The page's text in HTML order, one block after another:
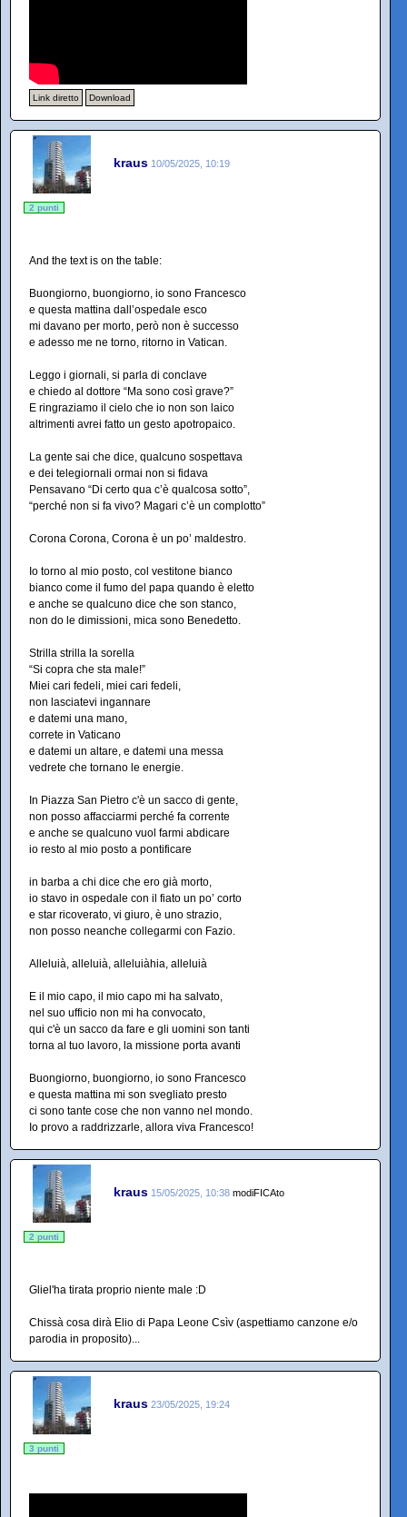
Link diretto Download
kraus 10/05/2025, 10:19
2 punti
And the text is on the table:
Buongiorno, buongiorno, io sono Francesco
e questa mattina dall’ospedale esco
mi davano per morto, però non è successo
e adesso me ne torno, ritorno in Vatican.
Leggo i giornali, si parla di conclave
e chiedo al dottore “Ma sono così grave?”
E ringraziamo il cielo che io non son laico
altrimenti avrei fatto un gesto apotropaico.
La gente sai che dice, qualcuno sospettava
e dei telegiornali ormai non si fidava
Pensavano “Di certo qua c’è qualcosa sotto”,
“perché non si fa vivo? Magari c’è un complotto”
Corona Corona, Corona è un po’ maldestro.
Io torno al mio posto, col vestitone bianco
bianco come il fumo del papa quando è eletto
e anche se qualcuno dice che son stanco,
non do le dimissioni, mica sono Benedetto.
Strilla strilla la sorella
“Si copra che sta male!”
Miei cari fedeli, miei cari fedeli,
non lasciatevi ingannare
e datemi una mano,
correte in Vaticano
e datemi un altare, e datemi una messa
vedrete che tornano le energie.
In Piazza San Pietro c'è un sacco di gente,
non posso affacciarmi perché fa corrente
e anche se qualcuno vuol farmi abdicare
io resto al mio posto a pontificare
in barba a chi dice che ero già morto,
io stavo in ospedale con il fiato un po’ corto
e star ricoverato, vi giuro, è uno strazio,
non posso neanche collegarmi con Fazio.
Alleluià, alleluià, alleluiàhia, alleluià
E il mio capo, il mio capo mi ha salvato,
nel suo ufficio non mi ha convocato,
qui c'è un sacco da fare e gli uomini son tanti
torna al tuo lavoro, la missione porta avanti
Buongiorno, buongiorno, io sono Francesco
e questa mattina mi son svegliato presto
ci sono tante cose che non vanno nel mondo.
Io provo a raddrizzarle, allora viva Francesco!
kraus 15/05/2025, 10:38 modiFICAto
2 punti
Gliel'ha tirata proprio niente male :D
Chissà cosa dirà Elio di Papa Leone Csìv (aspettiamo canzone e/o
parodia in proposito)...
kraus 23/05/2025, 19:24
3 punti